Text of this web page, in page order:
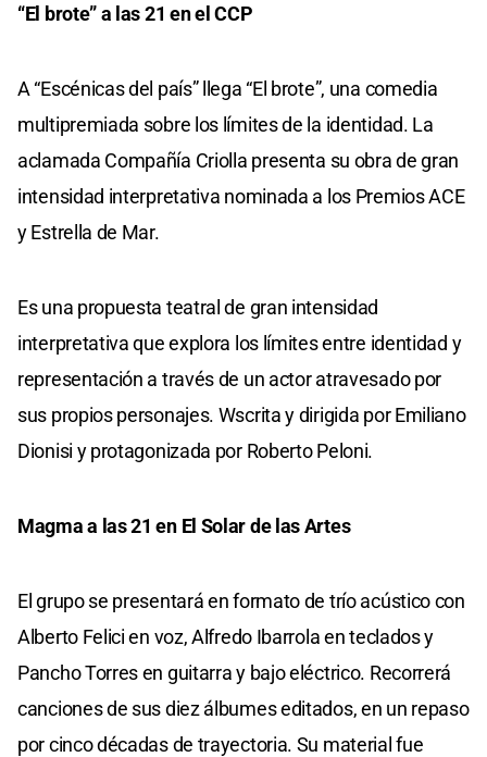
“El brote” a las 21 en el CCP
A “Escénicas del país” llega “El brote”, una comedia
multipremiada sobre los límites de la identidad. La
aclamada Compañía Criolla presenta su obra de gran
intensidad interpretativa nominada a los Premios ACE
y Estrella de Mar.
Es una propuesta teatral de gran intensidad
interpretativa que explora los límites entre identidad y
representación a través de un actor atravesado por
sus propios personajes. Wscrita y dirigida por Emiliano
Dionisi y protagonizada por Roberto Peloni.
Magma a las 21 en El Solar de las Artes
El grupo se presentará en formato de trío acústico con
Alberto Felici en voz, Alfredo Ibarrola en teclados y
Pancho Torres en guitarra y bajo eléctrico. Recorrerá
canciones de sus diez álbumes editados, en un repaso
por cinco décadas de trayectoria. Su material fue